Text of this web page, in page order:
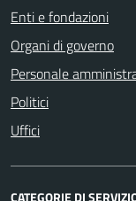
Enti e fondazioni
Organi di governo
Personale
Politici
Uffici
CATEGORIE DI